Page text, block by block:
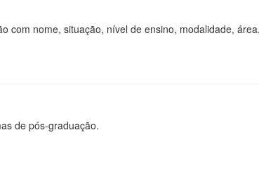
com nome, situação, nível de ensino, modalidade,
de pós-graduação.